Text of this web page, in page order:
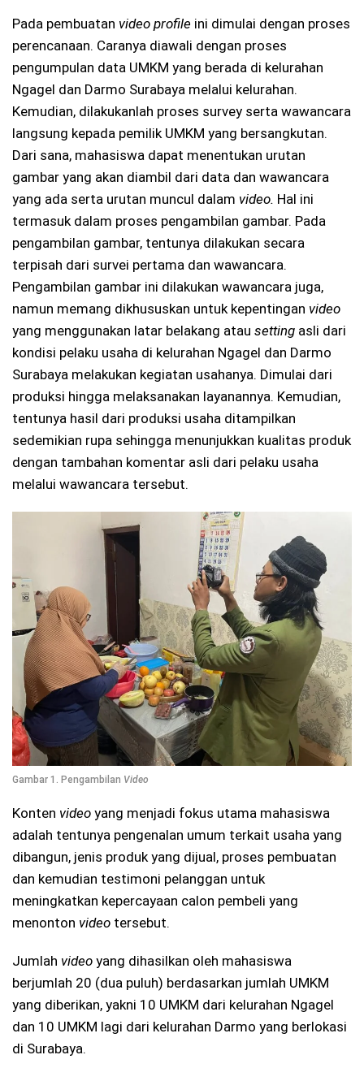
Pada pembuatan video profile ini dimulai dengan proses
perencanaan. Caranya diawali dengan proses
pengumpulan data UMKM yang berada di kelurahan
Ngagel dan Darmo Surabaya melalui kelurahan.
Kemudian, dilakukanlah proses survey serta wawancara
langsung kepada pemilik UMKM yang bersangkutan.
Dari sana, mahasiswa dapat menentukan urutan
gambar yang akan diambil dari data dan wawancara
yang ada serta urutan muncul dalam video. Hal ini
termasuk dalam proses pengambilan gambar. Pada
pengambilan gambar, tentunya dilakukan secara
terpisah dari survei pertama dan wawancara.
Pengambilan gambar ini dilakukan wawancara juga,
namun memang dikhususkan untuk kepentingan video
yang menggunakan latar belakang atau setting asli dari
kondisi pelaku usaha di kelurahan Ngagel dan Darmo
Surabaya melakukan kegiatan usahanya. Dimulai dari
produksi hingga melaksanakan layanannya. Kemudian,
tentunya hasil dari produksi usaha ditampilkan
sedemikian rupa sehingga menunjukkan kualitas produk
dengan tambahan komentar asli dari pelaku usaha
melalui wawancara tersebut.
Gambar 1. Pengambilan Video
Konten video yang menjadi fokus utama mahasiswa
adalah tentunya pengenalan umum terkait usaha yang
dibangun, jenis produk yang dijual, proses pembuatan
dan kemudian testimoni pelanggan untuk
meningkatkan kepercayaan calon pembeli yang
menonton video tersebut.
Jumlah video yang dihasilkan oleh mahasiswa
berjumlah 20 (dua puluh) berdasarkan jumlah UMKM
yang diberikan, yakni 10 UMKM dari kelurahan Ngagel
dan 10 UMKM lagi dari kelurahan Darmo yang berlokasi
di Surabaya.